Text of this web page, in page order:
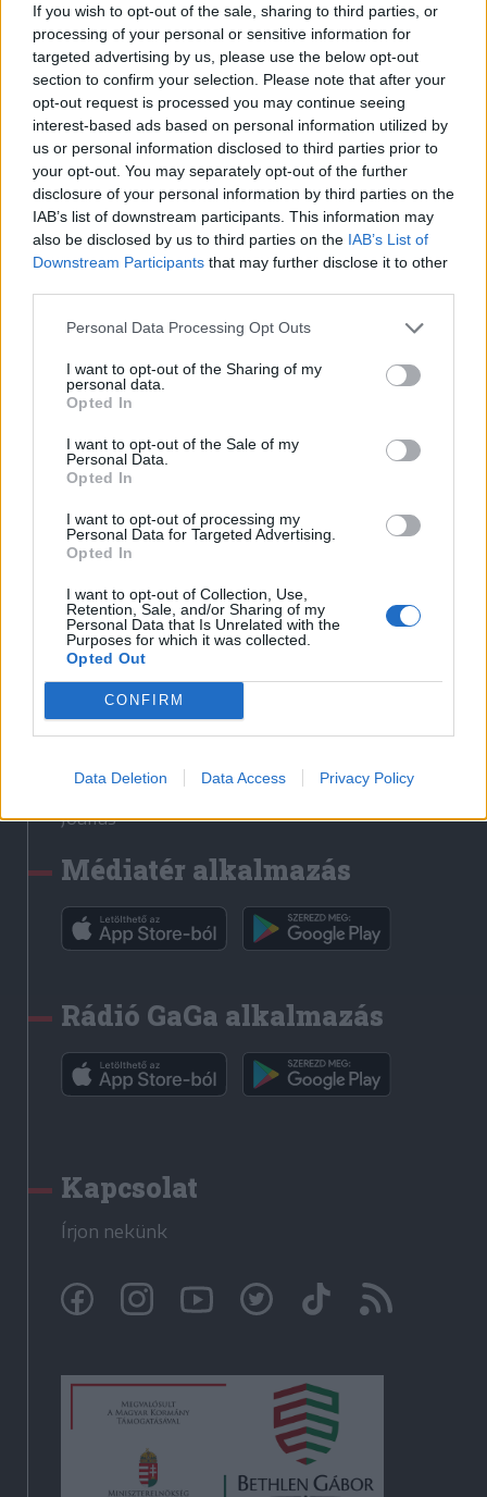
If you wish to opt-out of the sale, sharing to third parties, or
processing of your personal or sensitive information for
targeted advertising by us, please use the below opt-out
section to confirm your selection. Please note that after your
opt-out request is processed you may continue seeing
interest-based ads based on personal information utilized by
us or personal information disclosed to third parties prior to
your opt-out. You may separately opt-out of the further
disclosure of your personal information by third parties on the
IAB’s list of downstream participants. This information may
also be disclosed by us to third parties on the IAB’s List of
Downstream Participants that may further disclose it to other
Personal Data Processing Opt Outs
I want to opt-out of the Sharing of my
personal data.
Opted In
I want to opt-out of the Sale of my
Personal Data.
Opted In
I want to opt-out of processing my
Personal Data for Targeted Advertising.
Opted In
I want to opt-out of Collection, Use,
Retention, Sale, and/or Sharing of my
Personal Data that Is Unrelated with the
Purposes for which it was collected.
Opted Out
CONFIRM
Data Deletion Data Access Privacy Policy
Hasznos
Impresszum
Szerzői jogok
Adatvédelmi tájékoztató
Cookie-kezelési tájékoztató
Hozzászólási szabályzat
Nyomtatott lapjaink archívuma
Székely Hírmondó archívuma
Sütibeállítások
Médiatér
Liget
Krónika
Bihari Napló
Erdélyi Napló
Főtér
Rádió GaGa
Jóállás
Médiatér alkalmazás
Rádió GaGa alkalmazás
Kapcsolat
Írjon nekünk